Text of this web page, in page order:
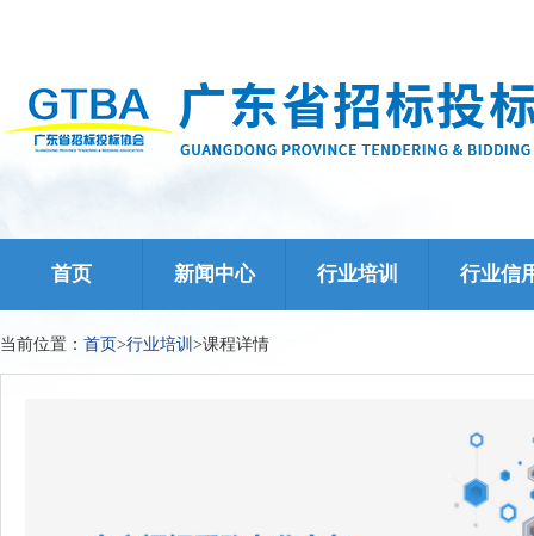
首页 新闻中心 行业培训 行业信
当前位置： 首页>行业培训 >课程详情